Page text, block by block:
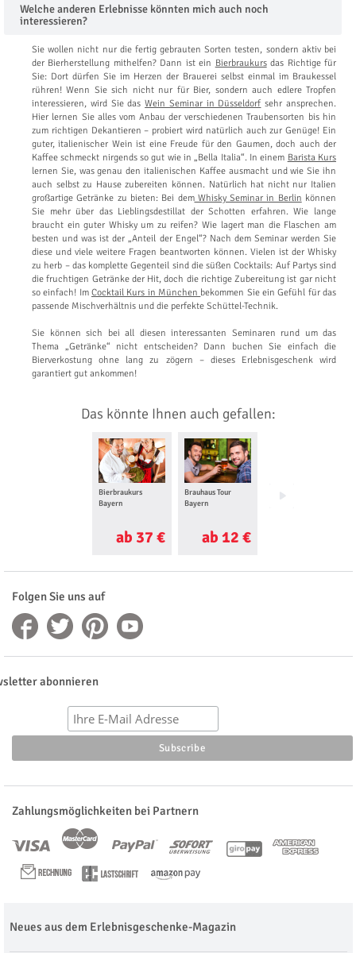
Welche anderen Erlebnisse könnten mich auch noch
interessieren?
Sie wollen nicht nur die fertig gebrauten Sorten testen, sondern aktiv bei
der Bierherstellung mithelfen? Dann ist ein Bierbraukursdas Richtige für
Sie: Dort dürfen Sie im Herzen der Brauerei selbst einmal im Braukessel
rühren! Wenn Sie sich nicht nur für Bier, sondern auch edlere Tropfen
interessieren, wird Sie dasWein Seminar in Düsseldorf sehr ansprechen.
Hier lernen Sie alles vom Anbau der verschiedenen Traubensorten bis hin
zum richtigen Dekantieren – probiert wird natürlich auch zur Genüge! Ein
guter, italienischer Wein ist eine Freude für den Gaumen, doch auch der
Kaffee schmeckt nirgends so gut wie in „Bella Italia“. In einem Barista Kurs
lernen Sie, was genau den italienischen Kaffee ausmacht und wie Sie ihn
auch selbst zu Hause zubereiten können. Natürlich hat nicht nur Italien
großartige Getränke zu bieten: Bei demWhisky Seminar in Berlin können
Sie mehr über das Lieblingsdestillat der Schotten erfahren. Wie lange
braucht ein guter Whisky um zu reifen? Wie lagert man die Flaschen am
besten und was ist der „Anteil der Engel“? Nach dem Seminar werden Sie
diese und viele weitere Fragen beantworten können. Vielen ist der Whisky
zu herb – das komplette Gegenteil sind die süßen Cocktails: Auf Partys sind
die fruchtigen Getränke der Hit, doch die richtige Zubereitung ist gar nicht
so einfach! Im Cocktail Kurs in München bekommen Sie ein Gefühl für das
passende Mischverhältnis und die perfekte Schüttel-Technik.
Sie können sich bei all diesen interessanten Seminaren rund um das
Thema „Getränke“ nicht entscheiden? Dann buchen Sie einfach die
Bierverkostung ohne lang zu zögern – dieses Erlebnisgeschenk wird
garantiert gut ankommen!
Das könnte Ihnen auch gefallen:
Bierbraukurs
Bayern
ab 37 €
Brauhaus Tour
Bayern
ab 12 €
Grillkurs Bayern
Folgen Sie uns auf
abonnieren
Zahlungsmöglichkeiten bei Partnern
Neues aus dem Erlebnisgeschenke-Magazin